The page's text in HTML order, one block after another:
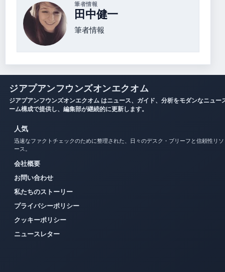
筆者情報
田中健一
筆者情報
ジアプアンフウンズオンエクオム
ジアプアンフウンズオンエクオム はニュース、ガイド、分析をモダンなニュー
ーム構成で提供し、編集部が継続的に更新します。
人気
迅速なファクトチェックのために整理された、日々のデスク・ブリーフと信頼性リソ
ース。
会社概要
お問い合わせ
私たちのストーリー
プライバシーポリシー
クッキーポリシー
ニュースレター